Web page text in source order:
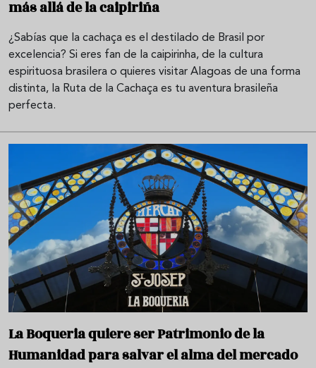
más allá de la caipiriña
¿Sabías que la cachaça es el destilado de Brasil por
excelencia? Si eres fan de la caipirinha, de la cultura
espirituosa brasilera o quieres visitar Alagoas de una forma
distinta, la Ruta de la Cachaça es tu aventura brasileña
perfecta.
La Boqueria quiere ser Patrimonio de la
Humanidad para salvar el alma del mercado